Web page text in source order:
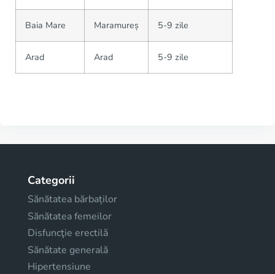
Baia Mare Maramureș 5-9 zile
Arad Arad 5-9 zile
Categorii
Sănătatea bărbaților
Sănătatea femeilor
Disfuncţie erectilă
Sănătate generală
Hipertensiune